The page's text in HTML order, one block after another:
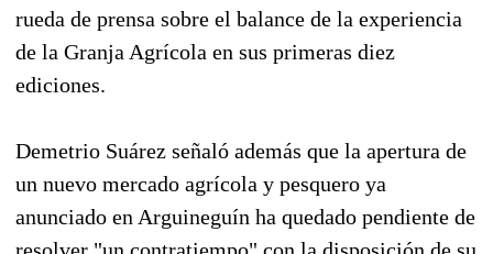
rueda de prensa sobre el balance de la experiencia
de la Granja Agrícola en sus primeras diez
ediciones.
Demetrio Suárez señaló además que la apertura de
un nuevo mercado agrícola y pesquero ya
anunciado en Arguineguín ha quedado pendiente de